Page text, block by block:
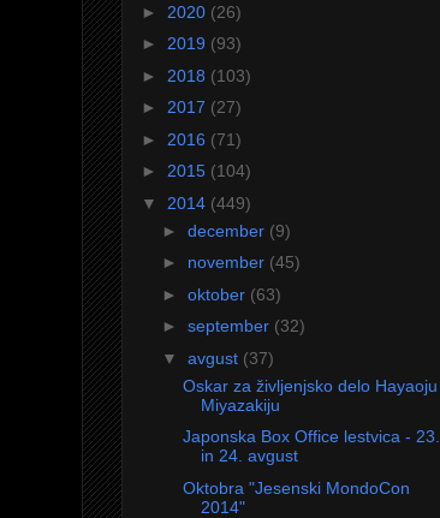
► 2020 (26)
► 2019 (93)
► 2018 (103)
► 2017 (27)
► 2016 (71)
► 2015 (104)
▼ 2014 (449)
► december (9)
► november (45)
► oktober (63)
► september (32)
▼ avgust (37)
Oskar za življenjsko delo Hayaoju
Miyazakiju
Japonska Box Office lestvica - 23.
in 24. avgust
Oktobra "Jesenski MondoCon
2014"